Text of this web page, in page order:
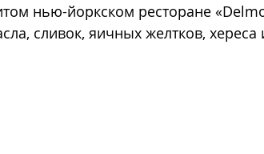
нью-йоркском ресторане